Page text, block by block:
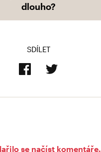
dlouho?
SDÍLET
se načíst komentáře.